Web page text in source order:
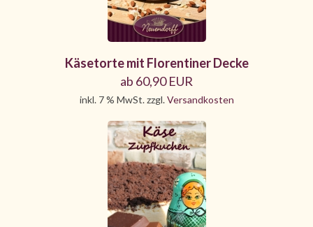
Käsetorte mit Florentiner Decke
ab 60,90 EUR
inkl. 7 % MwSt. zzgl.Versandkosten